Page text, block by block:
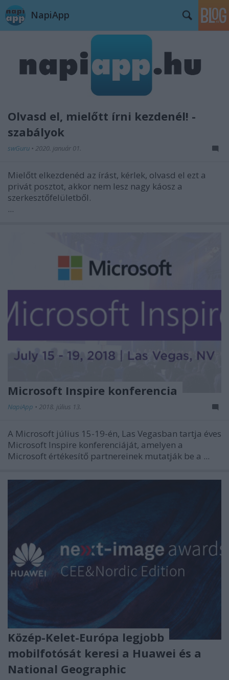
NapiApp
Olvasd el, mielőtt írni kezdenél! -
szabályok
swGuru • 2020. január 01.
Mielőtt elkezdenéd az írást, kérlek, olvasd el ezt a
privát posztot, akkor nem lesz nagy káosz a
szerkesztőfelületből.
...
Microsoft Inspire konferencia
NapiApp • 2018. július 13.
A Microsoft július 15-19-én, Las Vegasban tartja éves
Microsoft Inspire konferenciáját, amelyen a
Microsoft értékesítő partnereinek mutatják be a ...
Közép-Kelet-Európa legjobb
mobilfotósát keresi a Huawei és a
National Geographic